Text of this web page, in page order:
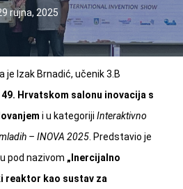
rujna, 2025
Izak Brnadić, učenik 3.B
49. Hrvatskom salonu inovacija s
i u kategoriji Interaktivno
– INOVA 2025 . Predstavio je
pod nazivom „Inercijalno
kao sustav za